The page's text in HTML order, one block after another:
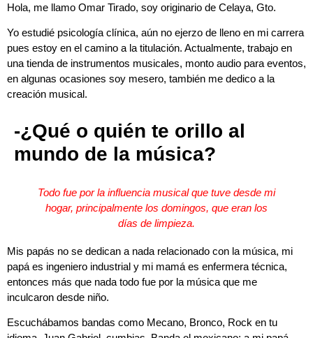
Hola, me llamo Omar Tirado, soy originario de Celaya, Gto.
Yo estudié psicología clínica, aún no ejerzo de lleno en mi carrera
pues estoy en el camino a la titulación. Actualmente, trabajo en
una tienda de instrumentos musicales, monto audio para eventos,
en algunas ocasiones soy mesero, también me dedico a la
creación musical.
-¿Qué o quién te orillo al
mundo de la música?
Todo fue por la influencia musical que tuve desde mi
hogar, principalmente los domingos, que eran los
días de limpieza.
Mis papás no se dedican a nada relacionado con la música, mi
papá es ingeniero industrial y mi mamá es enfermera técnica,
entonces más que nada todo fue por la música que me
inculcaron desde niño.
Escuchábamos bandas como Mecano, Bronco, Rock en tu